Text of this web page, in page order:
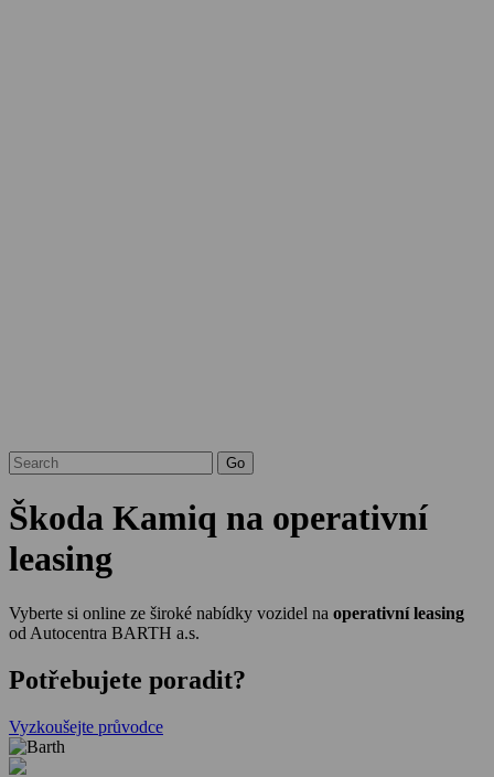
Škoda Kamiq na operativní
leasing
Vyberte si online ze široké nabídky vozidel na operativní leasing
od Autocentra BARTH a.s.
Potřebujete poradit?
Vyzkoušejte průvodce